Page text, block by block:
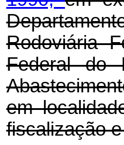
Rodoviária
Federal do
em
fiscalização